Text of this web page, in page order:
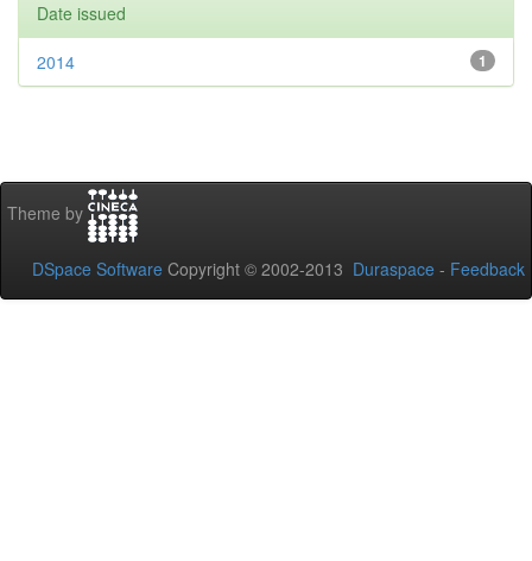
Date issued
1
2014
Theme by
DSpace Software Copyright © 2002-2013 Duraspace - Feedback